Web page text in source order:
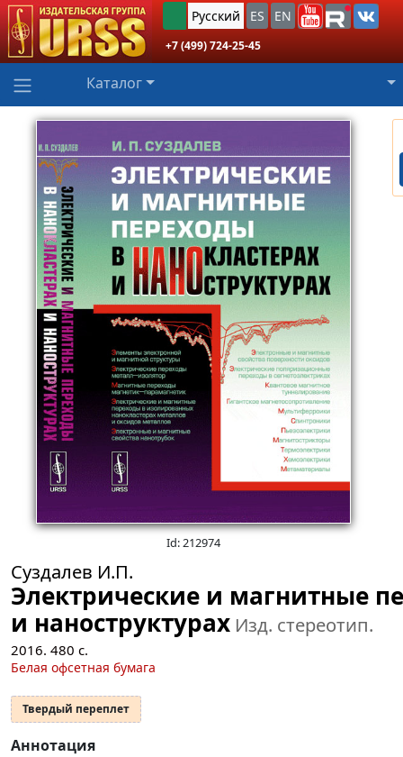
Русский ES EN
+7 (499) 724-25-45
Каталог
Id: 212974
Суздалев И.П.
Электрические и магнитные
и наноструктурах Изд. стереотип.
2016. 480 с.
Белая офсетная бумага
Твердый переплет
Аннотация